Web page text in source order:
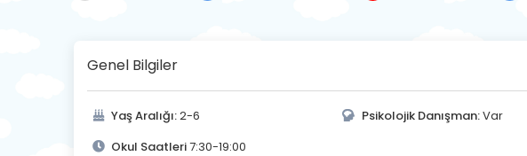
Genel Bilgiler
Yaş Aralığı:2-6 Psikolojik Danışman:Var
Okul Saatleri7:30-19:00